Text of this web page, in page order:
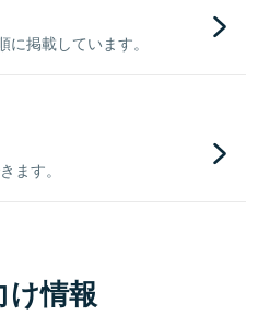
掲載しています。
ます。
情報